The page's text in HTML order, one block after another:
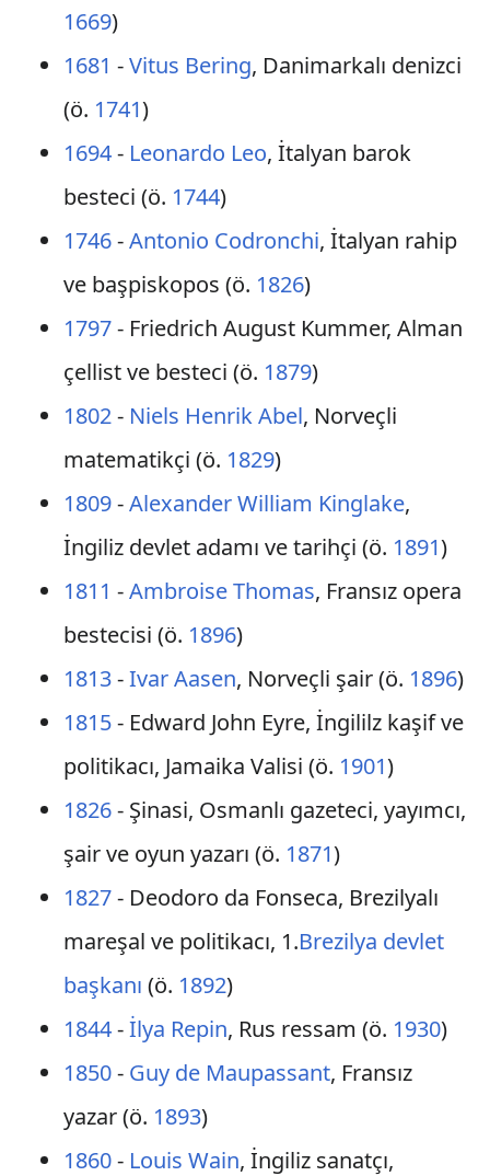
1669)
1681 -Vitus Bering, Danimarkalı denizci
(ö. 1741)
1694- Leonardo Leo, İtalyan barok
besteci (ö. 1744)
1746-Antonio Codronchi, İtalyan rahip
ve başpiskopos (ö. 1826)
1797- Friedrich August Kummer, Alman
çellist ve besteci (ö. 1879)
1802- Niels Henrik Abel, Norveçli
matematikçi (ö. 1829)
1809-Alexander William Kinglake,
İngiliz devlet adamı ve tarihçi (ö. 1891)
1811 -Ambroise Thomas, Fransız opera
bestecisi (ö. 1896)
1813-Ivar Aasen, Norveçli şair (ö. 1896)
1815- Edward John Eyre, İngililz kaşif ve
politikacı, Jamaika Valisi (ö. 1901)
1826- Şinasi, Osmanlı gazeteci, yayımcı,
şair ve oyun yazarı (ö. 1871)
1827- Deodoro da Fonseca, Brezilyalı
mareşal ve politikacı, 1.Brezilya devlet
başkanı (ö. 1892)
1844-İlya Repin, Rus ressam (ö. 1930)
1850- Guy de Maupassant, Fransız
yazar (ö. 1893)
1860- Louis Wain, İngiliz sanatçı,